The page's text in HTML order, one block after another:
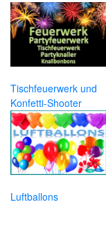
Tischfeuerwerk und
Konfetti-Shooter
Luftballons